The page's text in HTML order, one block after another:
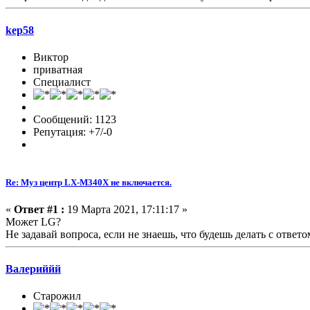
kep58
Виктор
приватная
Специалист
Сообщений: 1123
Репутация: +7/-0
Re: Муз центр LX-M340X не включается.
« Ответ #1 : 19 Марта 2021, 17:11:17 »
Может LG?
Не задавай вопроса, если не знаешь, что будешь делать с
Валериййй
Старожил